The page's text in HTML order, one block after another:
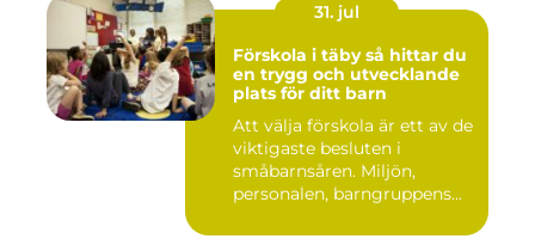
31. jul
Förskola i täby så hittar du
en trygg och utvecklande
plats för ditt barn
Att välja förskola är ett av de
viktigaste besluten i
småbarnsåren. Miljön,
personalen, barngruppens...